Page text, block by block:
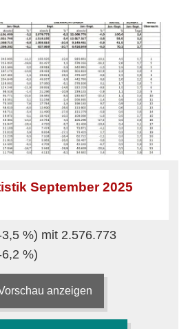
September 2025
%) mit 2.576.773
%)
anzeigen